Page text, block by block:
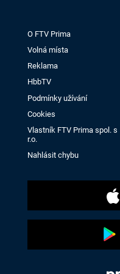
O FTV Prima
Volná místa
Reklama
HbbTV
Podmínky užívání
Cookies
Vlastník FTV Prima spol. s
r.o.
Nahlásit chybu